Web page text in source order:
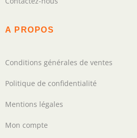
A PROPOS
Conditions générales de ventes
Politique de confidentialité
Mentions légales
Mon compte